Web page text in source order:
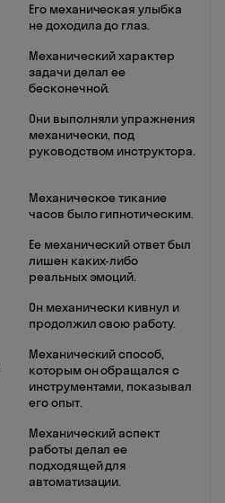
Его механическая улыбка
не доходила до глаз.
Механический характер
задачи делал ее
бесконечной.
Они выполняли упражнения
механически, под
руководством инструктора.
Механическое тикание
часов было гипнотическим.
Ее механический ответ был
лишен каких-либо
реальных эмоций.
Он механически кивнул и
продолжил свою работу.
Механический способ,
которым он обращался с
инструментами, показывал
его опыт.
Механический аспект
работы делал ее
подходящей для
автоматизации.